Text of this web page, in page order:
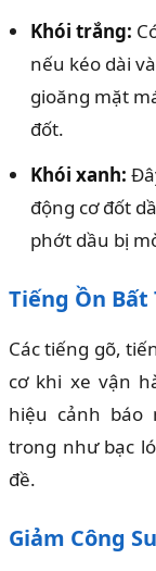
Khói trắng:
nếu kéo dài
gioăng mặt
đốt.
Khói xanh:
động cơ đốt
phớt dầu bị
Tiếng Ồn
Các tiếng gõ,
cơ khi xe vận
hiệu cảnh báo
trong như bạc
đề.
Giảm Công